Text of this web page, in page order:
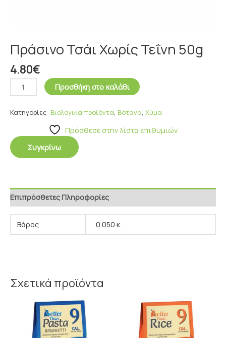
Πράσινο Τσάι Χωρίς Τεΐνη 50g
4.80€
Προσθήκη στο καλάθι
Κατηγορίες: Βιολογικά προϊόντα, Βότανα, Χύμα
Πρόσθεσε στην λίστα επιθυμιών
Συγκρίνω
Επιπρόσθετες Πληροφορίες
Βάρος 0.050 κ.
Σχετικά προϊόντα